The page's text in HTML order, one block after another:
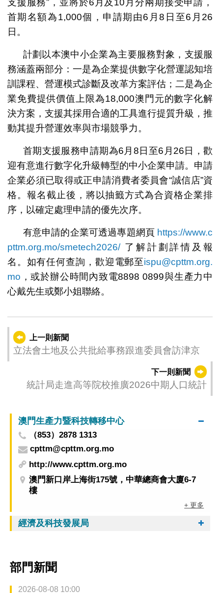
支援服務”，並將於6月及10月分兩期接受申請，
首期名額為1,000個，申請期由6月8日至6月26
日。
計劃以本澳中小企業為主要服務對象，支援服
務涵蓋兩部分：一是為企業提供數字化營運認知培
訓課程、營運模式診斷及改革方案評估；二是為企
業免費提供價值上限為18,000澳門元的數字化解
決方案，支援其採用合適的工具進行提質升級，推
動其提升營運效率與市場競爭力。
首期支援服務申請期為6月8日至6月26日，歡
迎有意進行數字化升級轉型的中小企業申請。申請
企業必須已取得或正申請消費者委員會“誠信店”資
格。報名截止後，將以抽籤方式為合資格企業排
序，以確定處理申請的優先次序。
有意申請的企業可透過專題網頁 https://www.c
pttm.org.mo/smetech2026/了解計劃詳情及報
名。如有任何查詢，歡迎電郵至ispu@cpttm.org.
mo ，或於辦公時間內致電8898 0899與生產力中
心戴先生或鄭小姐聯絡。
上一則新聞
立法會土地及公共批給事務跟進委員會訪津京
下一則新聞
統計局走進高等院校推廣2026中期人口統計
澳門生產力暨科技轉移中心
（853）2878 1313
cpttm@cpttm.org.mo
http://www.cpttm.org.mo
澳門新口岸上海街175號，中華總商會大廈6-7
樓
+ 更多
經濟及科技發展局
部門新聞
2026-08-08 10:00